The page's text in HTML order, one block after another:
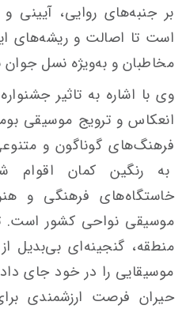
بر جنبه‌های روایی،
است تا اصالت و ریشه‌های
مخاطبان و به‌ویژه نسل جوان
وی با اشاره به تاثیر
انعکاس و ترویج موسیقی
فرهنگ‌های گوناگون و
به رنگین کمان اقوام
خاستگاه‌های فرهنگی و
موسیقی نواحی کشور است.
منطقه، گنجینه‌ای بی‌بدیل
موسیقایی را در خود جای
حیران فرصت ارزشمندی